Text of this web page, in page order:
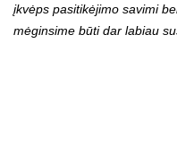
įkvėps pasitikėjimo savimi
mėginsime būti dar labiau